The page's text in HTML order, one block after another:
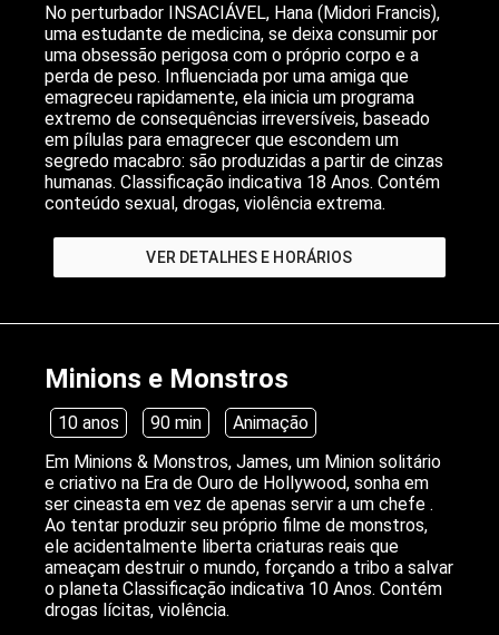
No perturbador INSACIÁVEL, Hana (Midori Francis),
uma estudante de medicina, se deixa consumir por
uma obsessão perigosa com o próprio corpo e a
perda de peso. Influenciada por uma amiga que
emagreceu rapidamente, ela inicia um programa
extremo de consequências irreversíveis, baseado
em pílulas para emagrecer que escondem um
segredo macabro: são produzidas a partir de cinzas
humanas. Classificação indicativa 18 Anos. Contém
conteúdo sexual, drogas, violência extrema.
VER DETALHES E HORÁRIOS
Minions e Monstros
10 anos 90 min
Animação
Em Minions & Monstros, James, um Minion solitário
e criativo na Era de Ouro de Hollywood, sonha em
ser cineasta em vez de apenas servir a um chefe .
Ao tentar produzir seu próprio filme de monstros,
ele acidentalmente liberta criaturas reais que
ameaçam destruir o mundo, forçando a tribo a salvar
o planeta Classificação indicativa 10 Anos. Contém
drogas lícitas, violência.